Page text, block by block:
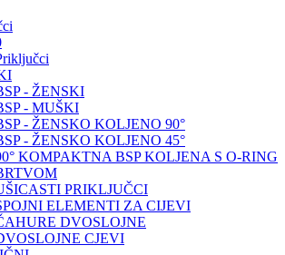
- ŽENSKI
- MUŠKI
- ŽENSKO KOLJENO 90°
- ŽENSKO KOLJENO 45°
KOMPAKTNA BSP KOLJENA S O-RING
PRIKLJUČCI
ELEMENTI ZA CIJEVI
DVOSLOJNE
CJEVI